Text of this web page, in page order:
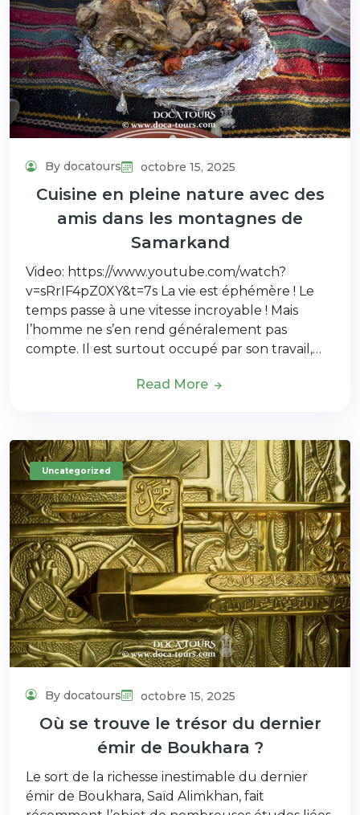
By docatours octobre 15, 2025
Cuisine en pleine nature avec des
amis dans les montagnes de
Samarkand
Video: https://www.youtube.com/watch?
v=sRrIF4pZ0XY&t=7s La vie est éphémère ! Le
temps passe à une vitesse incroyable ! Mais
l’homme ne s’en rend généralement pas
compte. Il est surtout occupé par son travail,…
Read More
Uncategorized
By docatours octobre 15, 2025
Où se trouve le trésor du dernier
émir de Boukhara ?
Le sort de la richesse inestimable du dernier
émir de Boukhara, Saïd Alimkhan, fait